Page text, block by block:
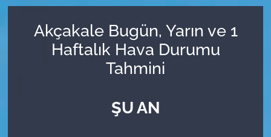
Akçakale Bugün, Yarın ve 1
Haftalık Hava Durumu
Tahmini
ŞU AN
Mevzuat
Sağlık Personeli Alımı
Süper Lig Puan Durumu ve Fikstür
Son Dakika Haberleri